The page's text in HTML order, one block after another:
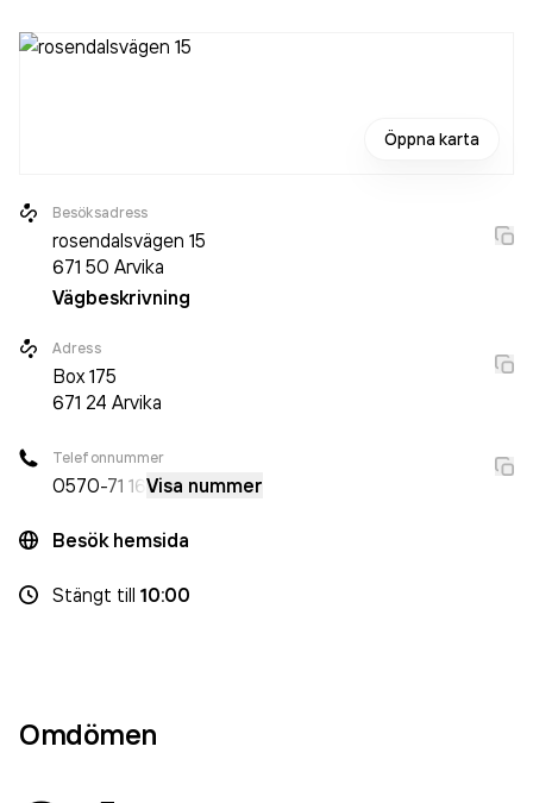
Öppna karta
Besöksadress
rosendalsvägen 15
671 50 Arvika
Vägbeskrivning
Adress
Box175
671 24 Arvika
Telefonnummer
0570-71 16 Visa nummer
Besök hemsida
Stängt till 10:00
Omdömen